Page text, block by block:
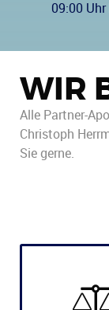
09:00
WIR
Alle Partner-
Christoph
Sie gerne.